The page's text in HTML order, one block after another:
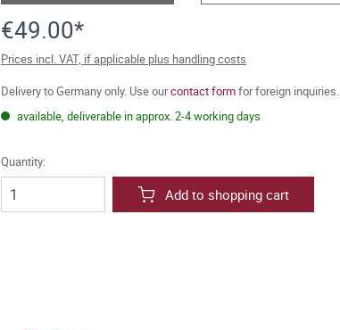
€49.00*
Prices incl. VAT, if applicable plus handling costs
Delivery to Germany only. Use ourcontact formfor foreign inquiries.
available, deliverable in approx. 2-4 working days
Quantity:
Add to shopping cart